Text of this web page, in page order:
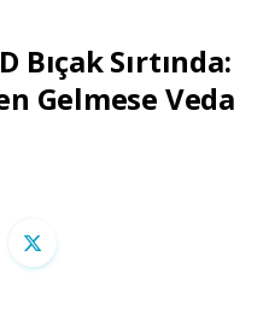
Bıçak Sırtında:
Gelmese Veda